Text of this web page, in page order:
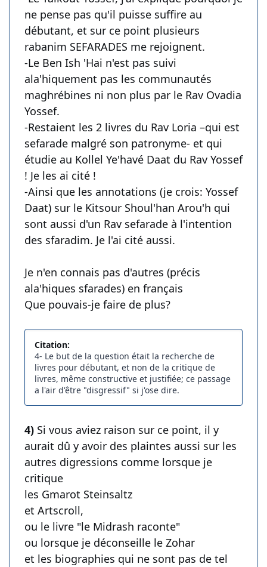
ne pense pas qu'il puisse suffire au
débutant, et sur ce point plusieurs
rabanim SEFARADES me rejoignent.
-Le Ben Ish 'Hai n'est pas suivi
ala'hiquement pas les communautés
maghrébines ni non plus par le Rav Ovadia
Yossef.
-Restaient les 2 livres du Rav Loria –qui est
sefarade malgré son patronyme- et qui
étudie au Kollel Ye'havé Daat du Rav Yossef
! Je les ai cité !
-Ainsi que les annotations (je crois: Yossef
Daat) sur le Kitsour Shoul'han Arou'h qui
sont aussi d'un Rav sefarade à l'intention
des sfaradim. Je l'ai cité aussi.
Je n'en connais pas d'autres (précis
ala'hiques sfarades) en français
Que pouvais-je faire de plus?
Citation:
4- Le but de la question était la recherche de
livres pour débutant, et non de la critique de
livres, même constructive et justifiée; ce passage
a l'air d'être "disgressif" si j'ose dire.
4) Si vous aviez raison sur ce point, il y
aurait dû y avoir des plaintes aussi sur les
autres digressions comme lorsque je
critique
les Gmarot Steinsaltz
et Artscroll,
ou le livre "le Midrash raconte"
ou lorsque je déconseille le Zohar
et les biographies qui ne sont pas de tel